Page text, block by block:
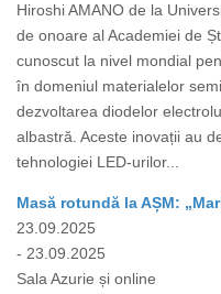
Hiroshi AMANO de la
de onoare al Academiei de
cunoscut la nivel mondial
în domeniul materialelor
dezvoltarea diodelor
albastră. Aceste inovații au
tehnologiei LED-urilor...
Masă rotundă la AȘM:
23.09.2025
- 23.09.2025
Sala Azurie și online